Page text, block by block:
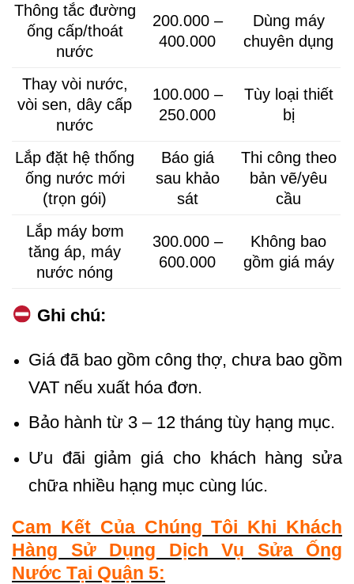
Thông tắc đường
ống cấp/thoát
nước
200.000 –
400.000
Dùng máy
chuyên dụng
Thay vòi nước,
vòi sen, dây cấp
nước
100.000 –
250.000
Tùy loại thiết
bị
Lắp đặt hệ thống
ống nước mới
(trọn gói)
Báo giá
sau khảo
sát
Thi công theo
bản vẽ/yêu
cầu
Lắp máy bơm
tăng áp, máy
nước nóng
300.000 –
600.000
Không bao
gồm giá máy
Ghi chú:
Giá đã bao gồm công thợ, chưa bao gồm
VAT nếu xuất hóa đơn.
Bảo hành từ 3 – 12 tháng tùy hạng mục.
Ưu đãi giảm giá cho khách hàng sửa
chữa nhiều hạng mục cùng lúc.
Cam Kết Của Chúng Tôi Khi Khách
Hàng Sử Dụng Dịch Vụ Sửa Ống
Nước Tại Quận 5: